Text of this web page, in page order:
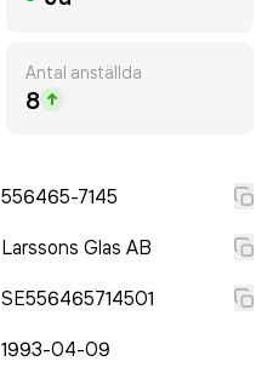
Antal anställda
8
556465-7145
Larssons Glas AB
SE556465714501
1993-04-09